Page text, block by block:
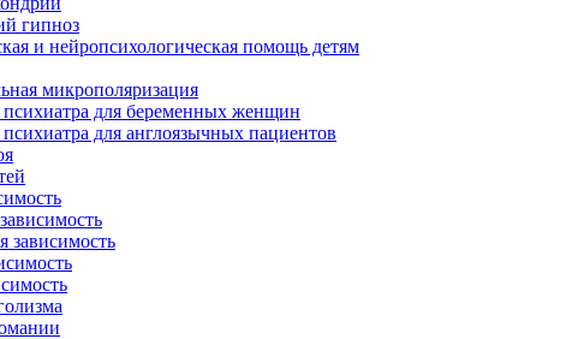
гипноз
и нейропсихологическая помощь детям
микрополяризация
психиатра для беременных женщин
для англоязычных пациентов
зависимость